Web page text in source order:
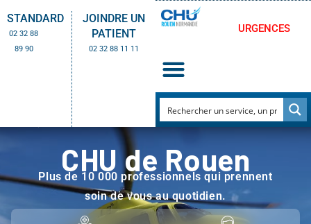
STANDARD
02 32 88
89 90
JOINDRE UN
PATIENT
02 32 88 11 11
URGENCES
CHU de Rouen
Plus de 10 000 professionnels qui prennent
soin de vous au quotidien.